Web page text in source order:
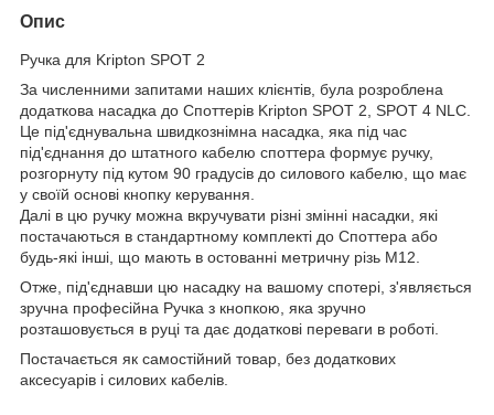
Опис
Ручка для Kripton SPOT 2
За численними запитами наших клієнтів, була розроблена
додаткова насадка до Споттерів Kripton SPOT 2, SPOT 4 NLC.
Це під'єднувальна швидкознімна насадка, яка під час
під'єднання до штатного кабелю споттера формує ручку,
розгорнуту під кутом 90 градусів до силового кабелю, що має
у своїй основі кнопку керування.
Далі в цю ручку можна вкручувати різні змінні насадки, які
постачаються в стандартному комплекті до Споттера або
будь-які інші, що мають в остованні метричну різь М12.
Отже, під'єднавши цю насадку на вашому спотері, з'являється
зручна професійна Ручка з кнопкою, яка зручно
розташовується в руці та дає додаткові переваги в роботі.
Постачається як самостійний товар, без додаткових
аксесуарів і силових кабелів.